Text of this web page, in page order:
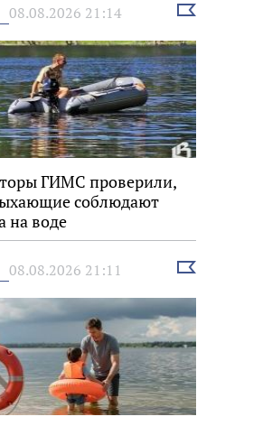
08.08.2026 21:14
Выбрать
ГИМС проверили,
соблюдают
на воде
08.08.2026 21:11
Выбрать